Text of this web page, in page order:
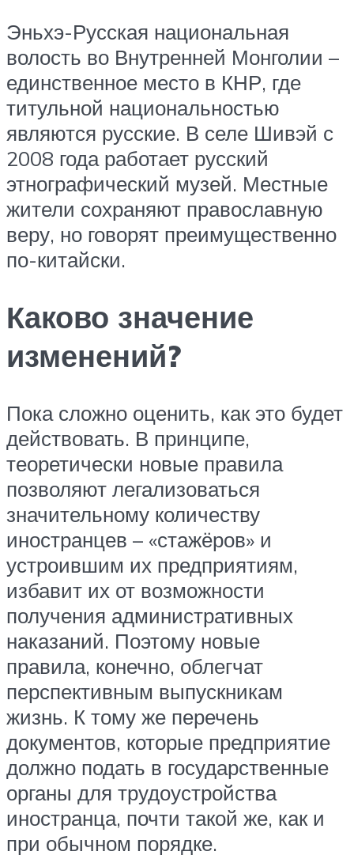
Эньхэ-Русская национальная
волость во Внутренней Монголии –
единственное место в КНР, где
титульной национальностью
являются русские. В селе Шивэй с
2008 года работает русский
этнографический музей. Местные
жители сохраняют православную
веру, но говорят преимущественно
по-китайски.
Каково значение
изменений?
Пока сложно оценить, как это будет
действовать. В принципе,
теоретически новые правила
позволяют легализоваться
значительному количеству
иностранцев – «стажёров» и
устроившим их предприятиям,
избавит их от возможности
получения административных
наказаний. Поэтому новые
правила, конечно, облегчат
перспективным выпускникам
жизнь. К тому же перечень
документов, которые предприятие
должно подать в государственные
органы для трудоустройства
иностранца, почти такой же, как и
при обычном порядке.